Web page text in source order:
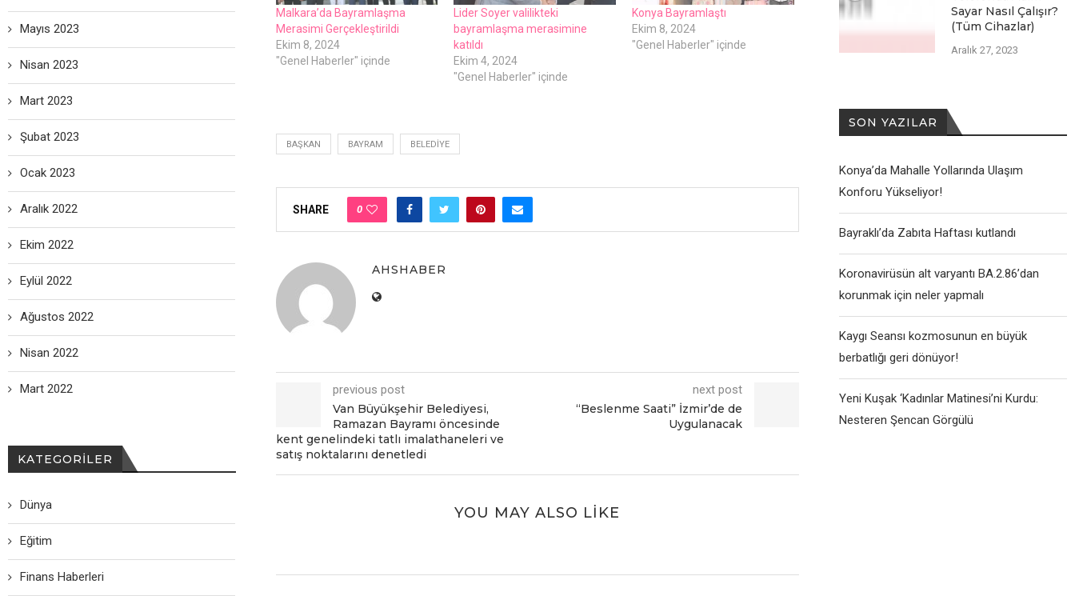
Malkara’da Bayramlaşma
Merasimi Gerçekleştirildi
Ekim 8, 2024
"Genel Haberler" içinde
Lider Soyer valilikteki
bayramlaşma merasimine
katıldı
Ekim 4, 2024
"Genel Haberler" içinde
Konya Bayramlaştı
Ekim 8, 2024
"Genel Haberler" içinde
BAŞKAN BAYRAM BELEDIYE
SHARE 0
AHSHABER
previous post
Van Büyükşehir Belediyesi,
Ramazan Bayramı öncesinde
kent genelindeki tatlı imalathaneleri ve
satış noktalarını denetledi
next post
“Beslenme Saati” İzmir’de de
Uygulanacak
YOU MAY ALSO LIKE
Sayar Nasıl Çalışır?
(Tüm Cihazlar)
Aralık 27, 2023
SON YAZILAR
Konya’da Mahalle Yollarında Ulaşım
Konforu Yükseliyor!
Bayraklı’da Zabıta Haftası kutlandı
Koronavirüsün alt varyantı BA.2.86’dan
korunmak için neler yapmalı
Kaygı Seansı kozmosunun en büyük
berbatlığı geri dönüyor!
Yeni Kuşak ‘Kadınlar Matinesi’ni Kurdu:
Nesteren Şencan Görgülü
Mayıs 2023
Nisan 2023
Mart 2023
Şubat 2023
Ocak 2023
Aralık 2022
Ekim 2022
Eylül 2022
Ağustos 2022
Nisan 2022
Mart 2022
KATEGORILER
Dünya
Eğitim
Finans Haberleri